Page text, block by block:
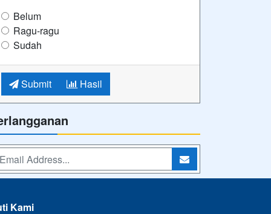
Belum
Ragu-ragu
Sudah
Submit Hasil
Kami